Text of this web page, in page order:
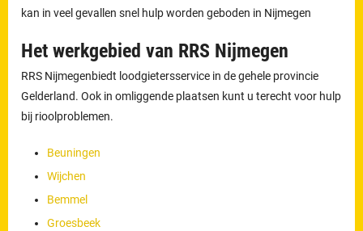
kan in veel gevallen snel hulp worden geboden in Nijmegen
Het werkgebied van RRS Nijmegen
RRS Nijmegenbiedt loodgietersservice in de gehele provincie
Gelderland. Ook in omliggende plaatsen kunt u terecht voor hulp
bij rioolproblemen.
Beuningen
Wijchen
Bemmel
Groesbeek